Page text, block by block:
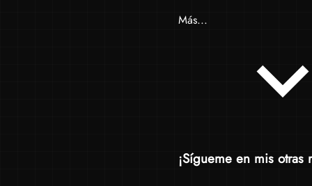
Más...
¡Sígueme en mis otras